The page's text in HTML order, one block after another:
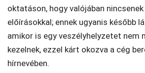
oktatáson, hogy valójában
előírásokkal; ennek ugyanis később
amikor is egy veszélyhelyzetet nem
kezelnek, ezzel kárt okozva a cég
hírnevében.